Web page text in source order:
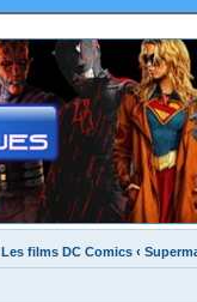
Les films DC Comics ‹